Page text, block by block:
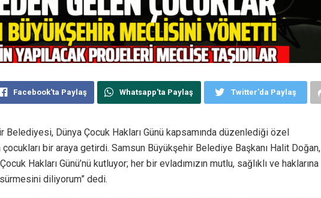
Facebook'ta Paylaş Whatsapp'ta Paylaş Twitter'da Paylaş
Belediyesi, Dünya Çocuk Hakları Günü kapsamında düzenlediği özel
bir araya getirdi. Samsun Büyükşehir Belediye Başkanı Halit Doğan,
Hakları Günü’nü kutluyor; her bir evladımızın mutlu, sağlıklı ve haklarına
diliyorum” dedi.